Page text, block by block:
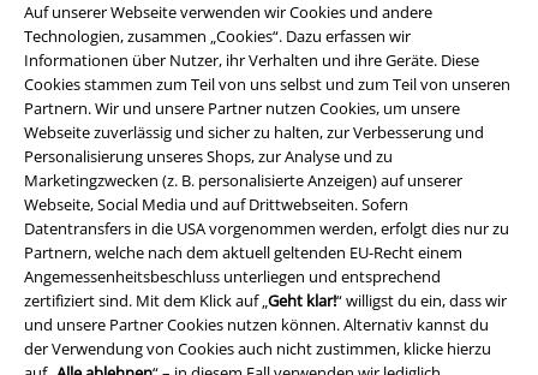
Auf unserer Webseite verwenden wir Cookies und andere
Technologien, zusammen „Cookies“. Dazu erfassen wir
Informationen über Nutzer, ihr Verhalten und ihre Geräte. Diese
Cookies stammen zum Teil von uns selbst und zum Teil von unseren
Partnern. Wir und unsere Partner nutzen Cookies, um unsere
Webseite zuverlässig und sicher zu halten, zur Verbesserung und
Personalisierung unseres Shops, zur Analyse und zu
Marketingzwecken (z. B. personalisierte Anzeigen) auf unserer
Webseite, Social Media und auf Drittwebseiten. Sofern
Datentransfers in die USA vorgenommen werden, erfolgt dies nur zu
Partnern, welche nach dem aktuell geltenden EU-Recht einem
Angemessenheitsbeschluss unterliegen und entsprechend
zertifiziert sind. Mit dem Klick auf „Geht klar!“ willigst du ein, dass wir
und unsere Partner Cookies nutzen können. Alternativ kannst du
der Verwendung von Cookies auch nicht zustimmen, klicke hierzu
Rechtliches
AGB